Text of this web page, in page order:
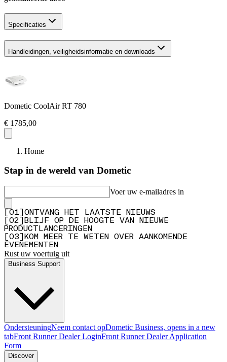
Specificaties
Handleidingen, veiligheidsinformatie en downloads
Dometic CoolAir RT 780
€ 1785,00
Home
Stap in de wereld van Dometic
Voer uw e-mailadres in
01
ONTVANG HET LAATSTE NIEUWS
02
BLIJF OP DE HOOGTE VAN NIEUWE
PRODUCTLANCERINGEN
03
KOM MEER TE WETEN OVER AANKOMENDE
EVENEMENTEN
Rust uw voertuig uit
Business Support
OndersteuningNeem contact opDometic Business, opens in a new
tabFront Runner Dealer LoginFront Runner Dealer Application
Form
Discover